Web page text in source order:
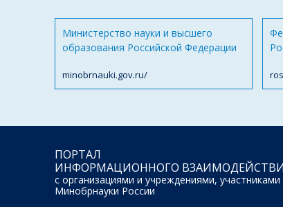
Министерство науки и высшего
образования Российской Федерации
minobrnauki.gov.ru/
ПОРТАЛ
ИНФОРМАЦИОННОГО
с организациями и учреждениями,
Минобрнауки России